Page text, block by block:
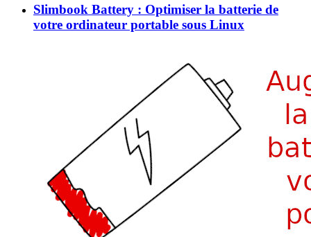
Slimbook Battery : Optimiser la batterie de
votre ordinateur portable sous Linux